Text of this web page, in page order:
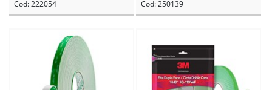
Cod: 222054
Cod: 250139